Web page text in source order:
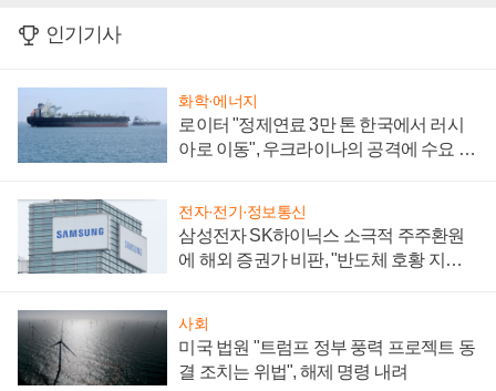
인기기사
화학·에너지
로이터 "정제연료 3만 톤 한국에서 러시
아로 이동", 우크라이나의 공격에 수요 늘
전자·전기·정보통신
삼성전자 SK하이닉스 소극적 주주환원
에 해외 증권가 비판, "반도체 호황 지속
사회
미국 법원 "트럼프 정부 풍력 프로젝트 동
결 조치는 위법", 해제 명령 내려